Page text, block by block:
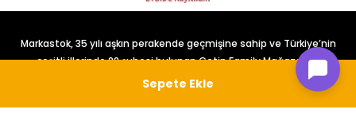
Markastok, 35 yılı aşkın perakende geçmişine sahip ve Türkiye’nin
çeşitli illerinde 22 şubesi bulunan Çetin Family Mağazacılık
tarafından kurulmuştur.